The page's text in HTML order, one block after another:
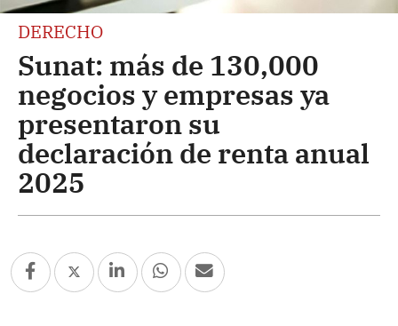
DERECHO
Sunat: más de 130,000
negocios y empresas ya
presentaron su
declaración de renta anual
2025